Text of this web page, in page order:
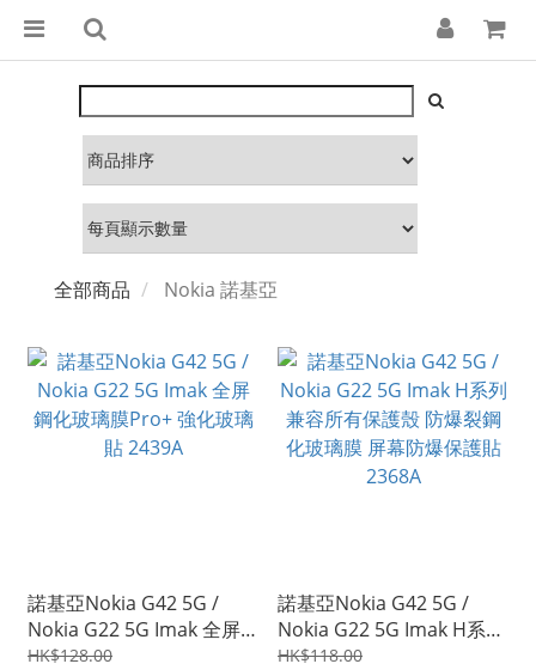
全部商品 Nokia 諾基亞
諾基亞Nokia G42 5G /
Nokia G22 5G Imak 全屏
鋼化玻璃膜Pro+ 強化玻璃
HK$128.00
諾基亞Nokia G42 5G /
Nokia G22 5G Imak H系列
兼容所有保護殼 防爆裂鋼
HK$118.00